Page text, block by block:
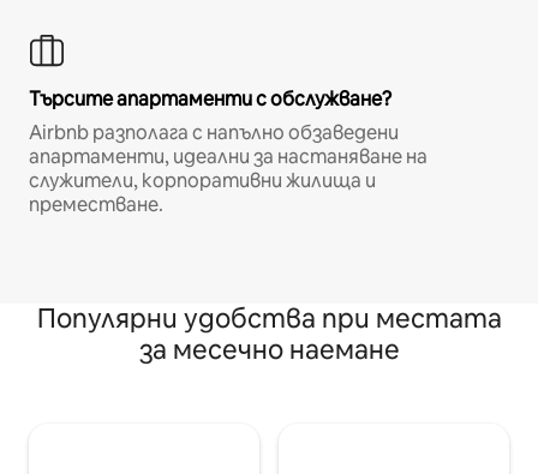
Търсите апартаменти с обслужване?
Airbnb разполага с напълно обзаведени
апартаменти, идеални за настаняване на
служители, корпоративни жилища и
преместване.
Популярни удобства при местата
за месечно наемане